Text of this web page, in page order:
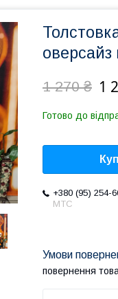
1 270 ₴ 1
Готово до
+380 (95) 254-
МТС
повернення